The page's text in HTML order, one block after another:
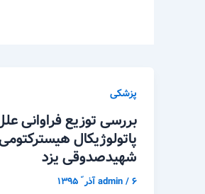
پزشکی
بررسی توزیع فراوانی
پاتولوژیکال
شهیدصدوقی یزد
admin/۶ آذر ّ ۱۳۹۵